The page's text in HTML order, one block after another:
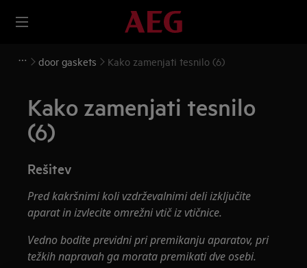
door gaskets Kako zamenjati tesnilo (6)
Kako zamenjati tesnilo
(6)
Rešitev
Pred kakršnimi koli vzdrževalnimi deli izključite
aparat in izvlecite omrežni vtič iz vtičnice.
Vedno bodite previdni pri premikanju aparatov, pri
težkih napravah ga morata premikati dve osebi.